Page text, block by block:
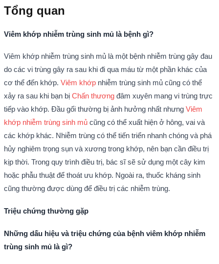
Tổng quan
Viêm khớp nhiễm trùng sinh mủ là bệnh gì?
Viêm khớp nhiễm trùng sinh mủ là một bệnh nhiễm trùng gây đau
do các vi trùng gây ra sau khi đi qua máu từ một phần khác của
cơ thể đến khớp. Viêm khớp nhiễm trùng sinh mủ cũng có thể
xảy ra sau khi bạn bị Chấn thương đâm xuyên mang vi trùng trực
tiếp vào khớp. Đầu gối thường bị ảnh hưởng nhất nhưng Viêm
khớp nhiễm trùng sinh mủ cũng có thể xuất hiện ở hông, vai và
các khớp khác. Nhiễm trùng có thể tiến triển nhanh chóng và phá
hủy nghiêm trọng sụn và xương trong khớp, nên bạn cần điều trị
kịp thời. Trong quy trình điều trị, bác sĩ sẽ sử dụng một cây kim
hoặc phẫu thuật để thoát ưu khớp. Ngoài ra, thuốc kháng sinh
cũng thường được dùng để điều trị các nhiễm trùng.
Triệu chứng thường gặp
Những dấu hiệu và triệu chứng của bệnh viêm khớp nhiễm
trùng sinh mủ là gì?